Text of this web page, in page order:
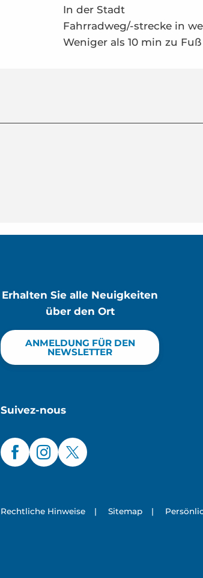
In der Stadt
Fahrradweg/-strecke in
Weniger als 10 min zu
Erhalten Sie alle Neuigkeiten
über den Ort
ANMELDUNG FÜR DEN
NEWSLETTER
Suivez-nous
Rechtliche Hinweise | Sitemap |